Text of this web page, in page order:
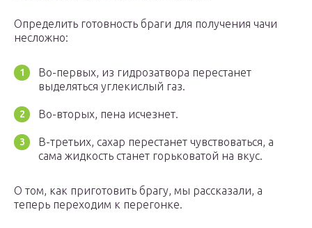
Определить готовность браги для получения чачи
несложно:
Во-первых, из гидрозатвора перестанет
выделяться углекислый газ.
Во-вторых, пена исчезнет.
В-третьих, сахар перестанет чувствоваться, а
сама жидкость станет горьковатой на вкус.
О том, как приготовить брагу, мы рассказали, а
теперь переходим к перегонке.